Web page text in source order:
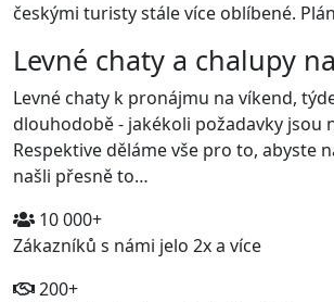
českými turisty stále více oblíbené.
Levné chaty a chalupy
Levné chaty k pronájmu na víkend,
dlouhodobě - jakékoli požadavky jsou
Respektive děláme vše pro to, abyste
našli přesně to…
10 000+
Zákazníků s námi jelo 2x a více
200+